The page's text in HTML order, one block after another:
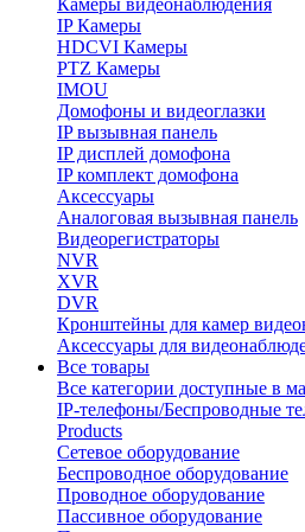
Камеры видеонаблюдения
IP Камеры
HDCVI Камеры
PTZ Камеры
IMOU
Домофоны и видеоглазки
IP вызывная панель
IP дисплей домофона
IP комплект домофона
Аксессуары
Аналоговая вызывная панель
Видеорегистраторы
NVR
XVR
DVR
Кронштейны для камер
Аксессуары для
Все товары
Все категории доступные в
IP-телефоны/Беспроводные
Products
Сетевое оборудование
Беспроводное оборудование
Проводное оборудование
Пассивное оборудование